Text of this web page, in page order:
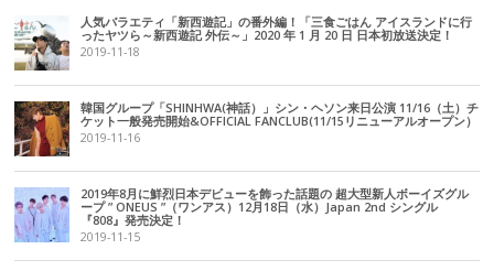
人気バラエティ「新西遊記」の番外編！「三食ごはん アイスランドに行
ったヤツら～新西遊記 外伝～」2020 年 1 月 20 日 日本初放送決定！
2019-11-18
韓国グループ「SHINHWA(神話）」シン・ヘソン来日公演 11/16（土）チ
ケット一般発売開始&OFFICIAL FANCLUB(11/15リニューアルオープン）
2019-11-16
2019年8月に鮮烈日本デビューを飾った話題の 超大型新人ボーイズグル
ープ ” ONEUS ”（ワンアス）12月18日（水）Japan 2nd シングル
『808』発売決定！
2019-11-15